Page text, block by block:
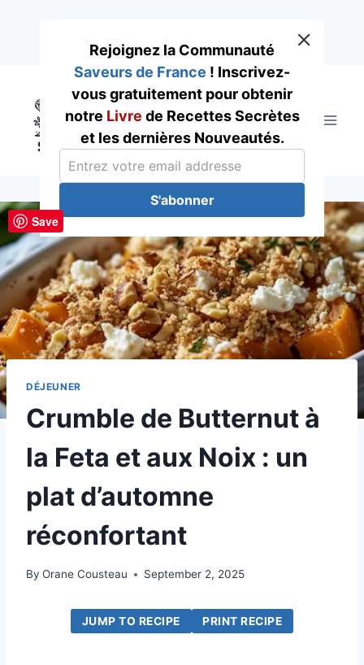
content
DÉJEUNER
Crumble de Butternut à
la Feta et aux Noix : un
plat d’automne
réconfortant
By Orane Cousteau September 2, 2025
JUMP TO RECIPE PRINT RECIPE
Rejoignez la Communauté
Saveurs de France ! Inscrivez-
vous gratuitement pour obtenir
notre Livre de Recettes Secrètes
et les dernières Nouveautés.
S'abonner
Save